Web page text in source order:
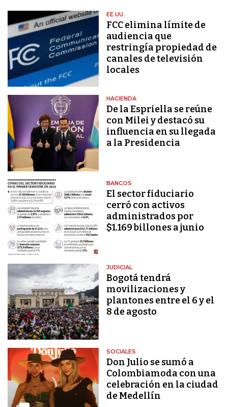
EE.UU.
FCC elimina límite de
audiencia que
restringía propiedad de
canales de televisión
locales
HACIENDA
De la Espriella se reúne
con Milei y destacó su
influencia en su llegada
a la Presidencia
BANCOS
El sector fiduciario
cerró con activos
administrados por
$1.169 billones a junio
JUDICIAL
Bogotá tendrá
movilizaciones y
plantones entre el 6 y el
8 de agosto
SOCIALES
Don Julio se sumó a
Colombiamoda con una
celebración en la ciudad
de Medellín